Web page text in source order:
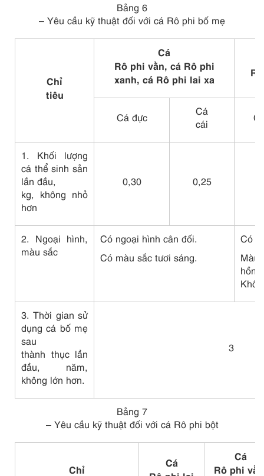
Bảng 6
– Yêu cầu kỹ thuật đối với cá Rô phi bố mẹ
Chỉ
tiêu
Cá
Rô phi vằn, cá Rô phi
xanh, cá Rô phi lai xa
Cá đực
Cá
cái
1. Khối lượng
cá thể sinh sản
lần đầu,
kg, không nhỏ
hơn
0,30 0,25
2. Ngoại hình,
màu sắc
Có ngoại hình cân đối.
Có màu sắc tươi sáng.
Có
3. Thời gian sử
dụng cá bố mẹ
sau
thành thục lần
đầu, năm,
không lớn hơn.
3
Bảng 7
– Yêu cầu kỹ thuật đối với cá Rô phi bột
Chỉ
Cá
Cá
Rô phi